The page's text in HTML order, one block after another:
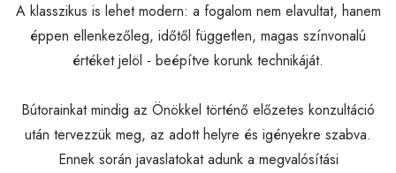
A klasszikus is lehet modern: a fogalom nem elavultat, hanem
éppen ellenkezőleg, időtől független, magas színvonalú
értéket jelöl - beépítve korunk technikáját.
Bútorainkat mindig az Önökkel történő előzetes konzultáció
után tervezzük meg, az adott helyre és igényekre szabva.
Ennek során javaslatokat adunk a megvalósítási